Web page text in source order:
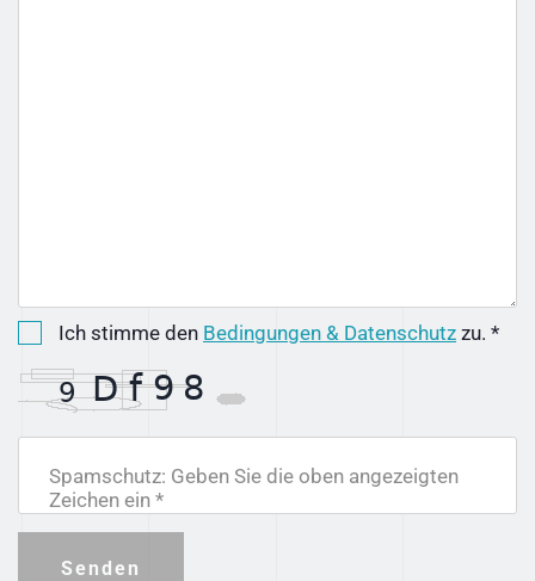
Ich stimme den Bedingungen & Datenschutz zu. *
Spamschutz: Geben Sie die oben angezeigten
Zeichen ein *
Senden